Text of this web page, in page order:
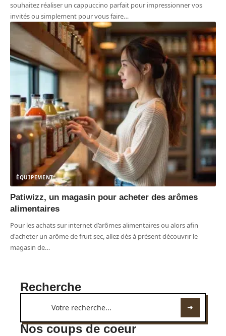
souhaitez réaliser un cappuccino parfait pour impressionner vos
invités ou simplement pour vous faire…
ÉQUIPEMENT
Patiwizz, un magasin pour acheter des arômes
alimentaires
Pour les achats sur internet d’arômes alimentaires ou alors afin
d'acheter un arôme de fruit sec, allez dès à présent découvrir le
magasin de…
Recherche
Nos coups de coeur